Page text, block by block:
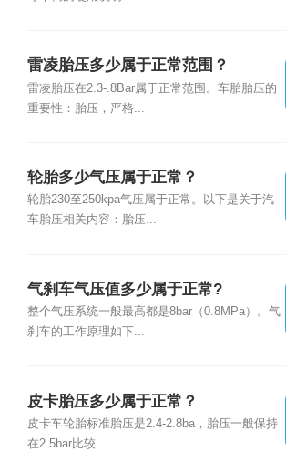
雷凌胎压多少属于正常范围？
雷凌胎压在2.3-.8Bar属于正常范围。车胎胎压的
重要性：胎压，严格...
轮胎多少气压属于正常？
轮胎230至250kpa气压属于正常。以下是关于汽
车胎压相关内容：胎压...
气刹车气压值多少属于正常?
整个气压系统一般最高都是8bar（0.8MPa）。气
刹车的工作原理如下...
皮卡胎压多少属于正常？
皮卡车轮胎标准胎压是2.4-2.8ba，胎压一般保持
在2.5bar比较...